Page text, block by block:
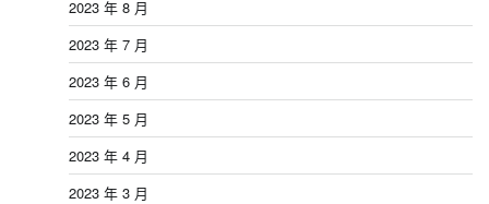
2023 年 8 月
2023 年 7 月
2023 年 6 月
2023 年 5 月
2023 年 4 月
2023 年 3 月